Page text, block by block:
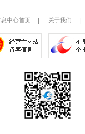
中心首页 关于我们